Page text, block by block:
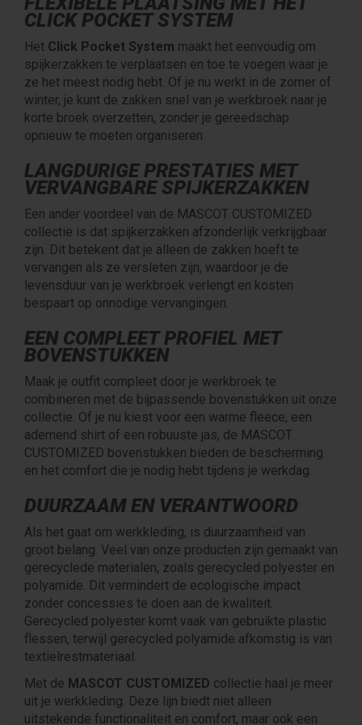
CLICK POCKET SYSTEM
Het Click Pocket System maakt het eenvoudig om
spijkerzakken te verplaatsen en toe te voegen waar je
ze het meest nodig hebt. Of je nu werkt in de zomer of
winter, je kunt de zakken snel van je werkbroek naar je
korte broek overzetten, zonder je gereedschap
opnieuw te moeten organiseren.
LANGDURIGE PRESTATIES MET
VERVANGBARE SPIJKERZAKKEN
Een ander voordeel van de MASCOT CUSTOMIZED
collectie is dat spijkerzakken afzonderlijk verkrijgbaar
zijn. Dit betekent dat je alleen de zakken hoeft te
vervangen als ze versleten zijn, waardoor je de
levensduur van je werkbroek verlengt en kosten
bespaart op onnodige vervangingen.
EEN COMPLEET PROFIEL MET
BOVENSTUKKEN
Maak je outfit compleet door je werkbroek te
combineren met de bijpassende bovenstukken uit onze
collectie. Of je nu kiest voor een warme fleece, een
ademend shirt of een robuuste jas, de MASCOT
CUSTOMIZED bovenstukken bieden de bescherming
en het comfort die je nodig hebt tijdens je werkdag.
DUURZAAM EN VERANTWOORD
Als het gaat om werkkleding, is duurzaamheid van
groot belang. Veel van onze producten zijn gemaakt van
gerecyclede materialen, zoals gerecycled polyester en
polyamide. Dit vermindert de ecologische impact
zonder concessies te doen aan de kwaliteit.
Gerecycled polyester komt vaak van gebruikte plastic
flessen, terwijl gerecycled polyamide afkomstig is van
textielrestmateriaal.
Met de MASCOT CUSTOMIZED collectie haal je meer
uit je werkkleding. Deze lijn biedt niet alleen
uitstekende functionaliteit en comfort, maar ook een